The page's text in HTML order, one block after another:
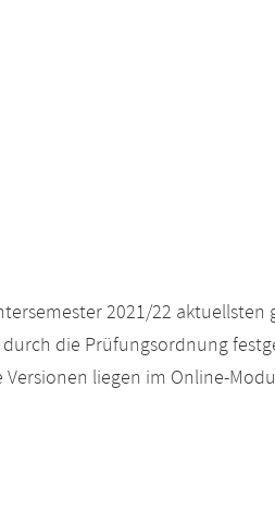
2021/22
die Prüfungsordnung
liegen im Online-